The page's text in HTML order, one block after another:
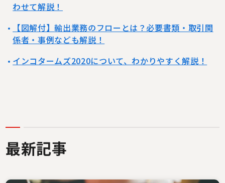
わせて解説！
【図解付】輸出業務のフローとは？必要書類・取引関
係者・事例なども解説！
インコタームズ2020について、わかりやすく解説！
最新記事